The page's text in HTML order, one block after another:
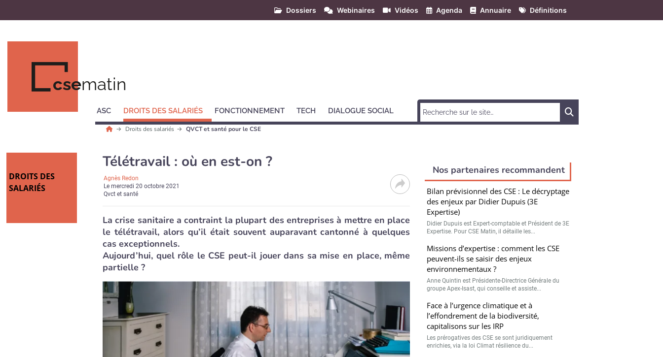
Dossiers Webinaires Vidéos Agenda Annuaire Définitions
csematin
ASC DROITS DES SALARIÉS FONCTIONNEMENT TECH DIALOGUE SOCIAL
Droits des salariés QVCT et santé pour le CSE
DROITS DES
SALARIÉS
Télétravail : où en est-on ?
Agnès Redon
Lemercredi 20 octobre 2021
Qvct et santé
La crise sanitaire a contraint la plupart des entreprises à mettre en place
le télétravail, alors qu’il était souvent auparavant cantonné à quelques
cas exceptionnels.
Aujourd’hui, quel rôle le CSE peut-il jouer dans sa mise en place, même
partielle ?
Nos partenaires recommandent
Bilan prévisionnel des CSE : Le décryptage
des enjeux par Didier Dupuis (3E
Expertise)
Didier Dupuis est Expert-comptable et Président de 3E
Expertise. Pour CSE Matin, il détaille les...
Missions d’expertise : comment les CSE
peuvent-ils se saisir des enjeux
environnementaux ?
Anne Quintin est Présidente-Directrice Générale du
groupe Apex-Isast, qui conseille et assiste...
Face à l’urgence climatique et à
l’effondrement de la biodiversité,
capitalisons sur les IRP
Les prérogatives des CSE se sont juridiquement
enrichies, via la loi Climat résilience du...